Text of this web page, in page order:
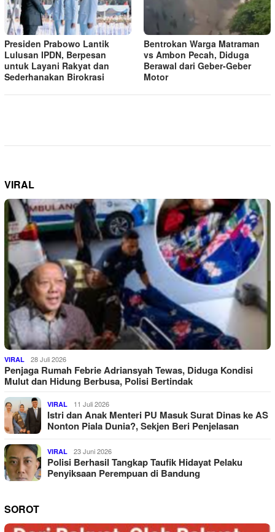
Presiden Prabowo Lantik
Lulusan IPDN, Berpesan
untuk Layani Rakyat dan
Sederhanakan Birokrasi
Bentrokan Warga Matraman
vs Ambon Pecah, Diduga
Berawal dari Geber-Geber
Motor
VIRAL
VIRAL 28 Juli 2026
Penjaga Rumah Febrie Adriansyah Tewas, Diduga Kondisi
Mulut dan Hidung Berbusa, Polisi Bertindak
VIRAL 11 Juli 2026
Istri dan Anak Menteri PU Masuk Surat Dinas ke AS
Nonton Piala Dunia?, Sekjen Beri Penjelasan
VIRAL 23 Juni 2026
Polisi Berhasil Tangkap Taufik Hidayat Pelaku
Penyiksaan Perempuan di Bandung
SOROT